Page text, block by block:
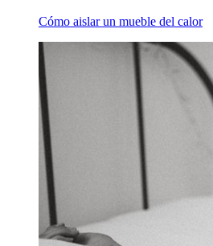
Cómo aislar un mueble del calor